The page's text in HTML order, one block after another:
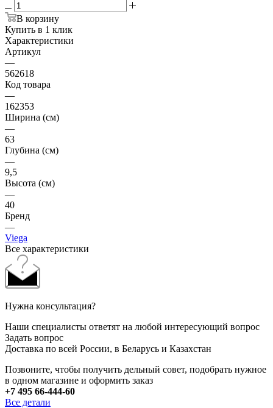
В корзину
Купить в 1 клик
Характеристики
Артикул
—
562618
Код товара
—
162353
Ширина (см)
—
63
Глубина (см)
—
9,5
Высота (см)
—
40
Бренд
—
Viega
Все характеристики
Нужна консультация?
Наши специалисты ответят на любой интересующий вопрос
Задать вопрос
Доставка по всей России, в Беларусь и Казахстан
Позвоните, чтобы получить дельный совет, подобрать нужное
в одном магазине и оформить заказ
+7 495 66-444-60
Все детали